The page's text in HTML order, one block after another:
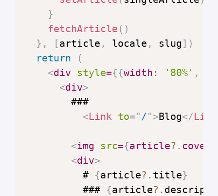
}
fetchArticle ( )
} , [article , locale , slug] )
return
(
<div style={{width : '80%' ,
<div>
<Link to=" /">Blog</Link
<img src={article?.
<div>
          #
{article?. title}
          ###
{article?.